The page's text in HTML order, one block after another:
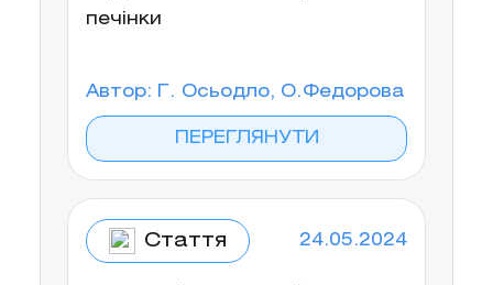
печінки
Автор: Г. Осьодло, О. Федорова
ПЕРЕГЛЯНУТИ
Стаття 24.05.2024